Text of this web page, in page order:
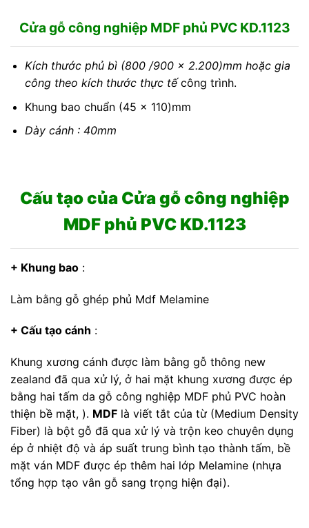
Cửa gỗ công nghiệp MDF phủ PVC KD.1123
Kích thước phủ bì (800 /900 x 2.200)mm hoặc gia
công theo kích thước thực tếcông trình.
Khung bao chuẩn (45 x 110)mm
Dày cánh : 40mm
Cấu tạo của Cửa gỗ công nghiệp
MDF phủ PVC KD.1123
+ Khung bao :
Làm bằng gỗ ghép phủ Mdf Melamine
+ Cấu tạo cánh :
Khung xương cánh được làm bằng gỗ thông new
zealand đã qua xử lý, ở hai mặt khung xương được ép
bằng hai tấm da gỗ công nghiệp MDF phủ PVC hoàn
thiện bề mặt, ). MDF là viết tắt của từ (Medium Density
Fiber) là bột gỗ đã qua xử lý và trộn keo chuyên dụng
ép ở nhiệt độ và áp suất trung bình tạo thành tấm, bề
mặt ván MDF được ép thêm hai lớp Melamine (nhựa
tổng hợp tạo vân gỗ sang trọng hiện đại).